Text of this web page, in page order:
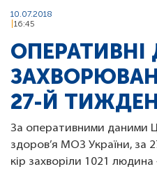
10.07.2018
16:45
27-Й
За оперативними даними
здоров’я МОЗ України, за
кір захворіли 1021